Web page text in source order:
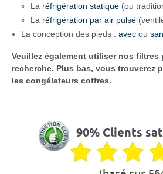
La réfrigération statique (ou
La réfrigération par air pulsé
La conception des pieds : avec ou
Veuillez également utiliser nos
recherche. Plus bas, vous trouverez
les congélateurs coffres.
90% Clients